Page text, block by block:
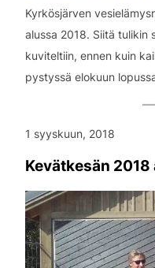
Kyrkösjärven
alussa 2018. Siitä tulikin
kuviteltiin, ennen kuin
pystyssä elokuun
1 syyskuun, 2018
Kevätkesän